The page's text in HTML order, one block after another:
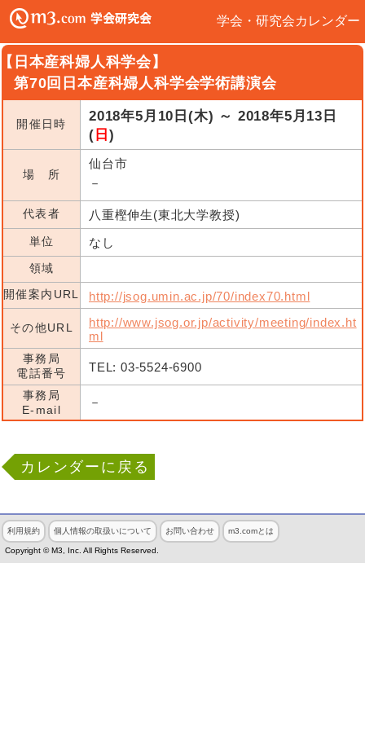
学会・研究会カレンダー
日本産科婦人科学会】
第70回日本産科婦人科学会学術講演会
開催日時
2018年5月10日(木) ～ 2018年5月13日
( 日 )
場 所
仙台市
－
代表者 八重樫伸生(東北大学教授)
単位 なし
領域
開催案内URL
http://jsog.umin.ac.jp/70/index70.html
その他URL
http://www.jsog.or.jp/activity/meeting/index.ht
ml
事務局
電話番号
TEL: 03-5524-6900
事務局
E-mail
－
カレンダーに戻る
利用規約 個人情報の取扱いについて お問い合わせ m3.comとは
Copyright © M3, Inc. All Rights Reserved.